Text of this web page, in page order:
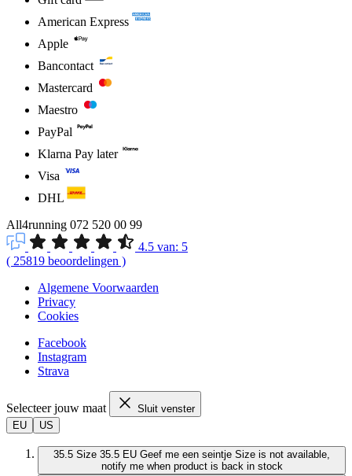
American Express
Apple
Bancontact
Mastercard
Maestro
PayPal
Klarna Pay later
Visa
DHL
All4running 072 520 00 99
4.5 van: 5
( 25819 beoordelingen )
Algemene Voorwaarden
Privacy
Cookies
Facebook
Instagram
Strava
Selecteer jouw maat
Sluit venster
EU
US
35.5 Size 35.5 EU Geef me een seintje Size is not available,
notify me when product is back in stock